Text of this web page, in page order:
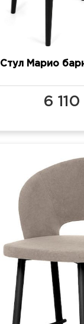
Стул Марио
6 110